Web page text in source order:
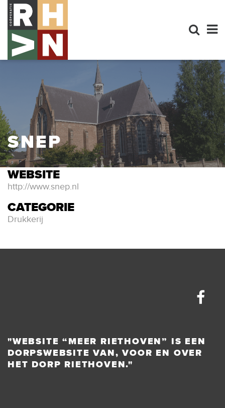
SNEP
WEBSITE
http://www.snep.nl
CATEGORIE
Drukkerij
"WEBSITE “MEER RIETHOVEN” IS EEN
DORPSWEBSITE VAN, VOOR EN OVER
HET DORP RIETHOVEN."